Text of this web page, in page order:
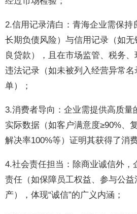
2.信用记录清白：青海企业需保持
长期负债风险）与信用记录（如
良贷款），且在市场监管、税务
违法记录（如未被列入经营异常
单）；
3.消费者导向：企业需提供高质量
实际数据（如客户满意度≥90%、
解决率100%等）证明其获得了消
4.社会责任担当：除商业诚信外，
责任（如保障员工权益、参与公益
产），体现“诚信”的广义内涵；